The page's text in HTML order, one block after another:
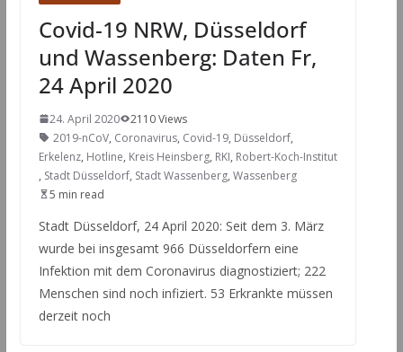
Covid-19 NRW, Düsseldorf
und Wassenberg: Daten Fr,
24 April 2020
24. April 2020
2110 Views
2019-nCoV, Coronavirus, Covid-19, Düsseldorf,
Erkelenz, Hotline, Kreis Heinsberg, RKI, Robert-Koch-Institut
, Stadt Düsseldorf, Stadt Wassenberg, Wassenberg
5 min read
Stadt Düsseldorf, 24 April 2020: Seit dem 3. März
wurde bei insgesamt 966 Düsseldorfern eine
Infektion mit dem Coronavirus diagnostiziert; 222
Menschen sind noch infiziert. 53 Erkrankte müssen
derzeit noch